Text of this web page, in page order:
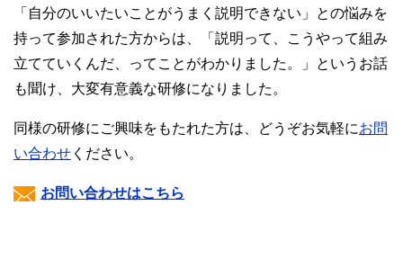
「自分のいいたいことがうまく説明できない」との悩みを
持って参加された方からは、「説明って、こうやって組み
立てていくんだ、ってことがわかりました。」というお話
も聞け、大変有意義な研修になりました。
同様の研修にご興味をもたれた方は、どうぞお気軽にお問
い合わせ ください。
お問い合わせはこちら